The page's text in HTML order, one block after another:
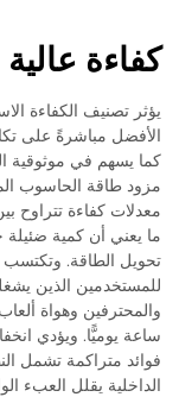
كفاءة
يؤثر تصنيف الكفاءة
الأفضل مباشرةً على
كما يسهم في موثوقية
مزود طاقة الحاسوب
ما يعني أن كمية
تحويل الطاقة. وتكتسب
للمستخدمين الذين
ساعة يوميًّا. ويؤدي
فوائد متراكمة تشمل
الداخلية يقلل العبء